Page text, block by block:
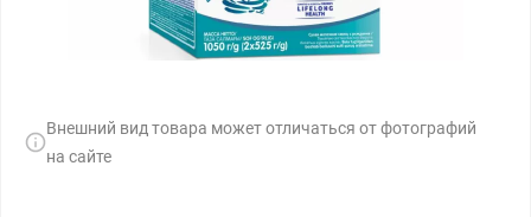
Внешний вид товара может отличаться от фотографий
на сайте